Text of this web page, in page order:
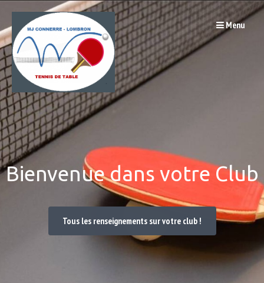
Passer
au
contenu
Menu
Bienvenue dans votre Club
Tous les renseignements sur votre club !